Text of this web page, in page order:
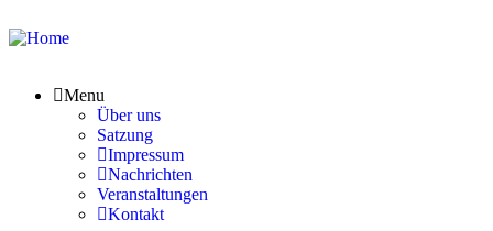
Menu
Über uns
Satzung
Impressum
Nachrichten
Veranstaltungen
Kontakt